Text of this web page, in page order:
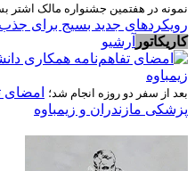
نمونه در هفتمین جشنواره مالک اشتر
رویکردهای جدید بسیج برای
کاریکاتور آرشیو
بعد از سفر دو روزه انجام شد؛
امضای
پزشکی مازندران و زیمباوه